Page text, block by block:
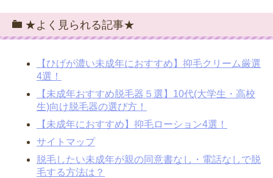
★よく見られる記事★
【ひげが濃い未成年におすすめ】抑毛クリーム厳選
4選！
【未成年おすすめ脱毛器５選】10代(大学生・高校
生)向け脱毛器の選び方！
【未成年におすすめ】抑毛ローション4選！
サイトマップ
脱毛したい未成年が親の同意書なし・電話なしで脱
毛する方法は？